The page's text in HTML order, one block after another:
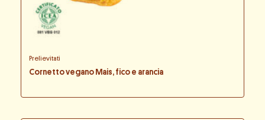
Prelievitati
Cornetto vegano Mais, fico e arancia